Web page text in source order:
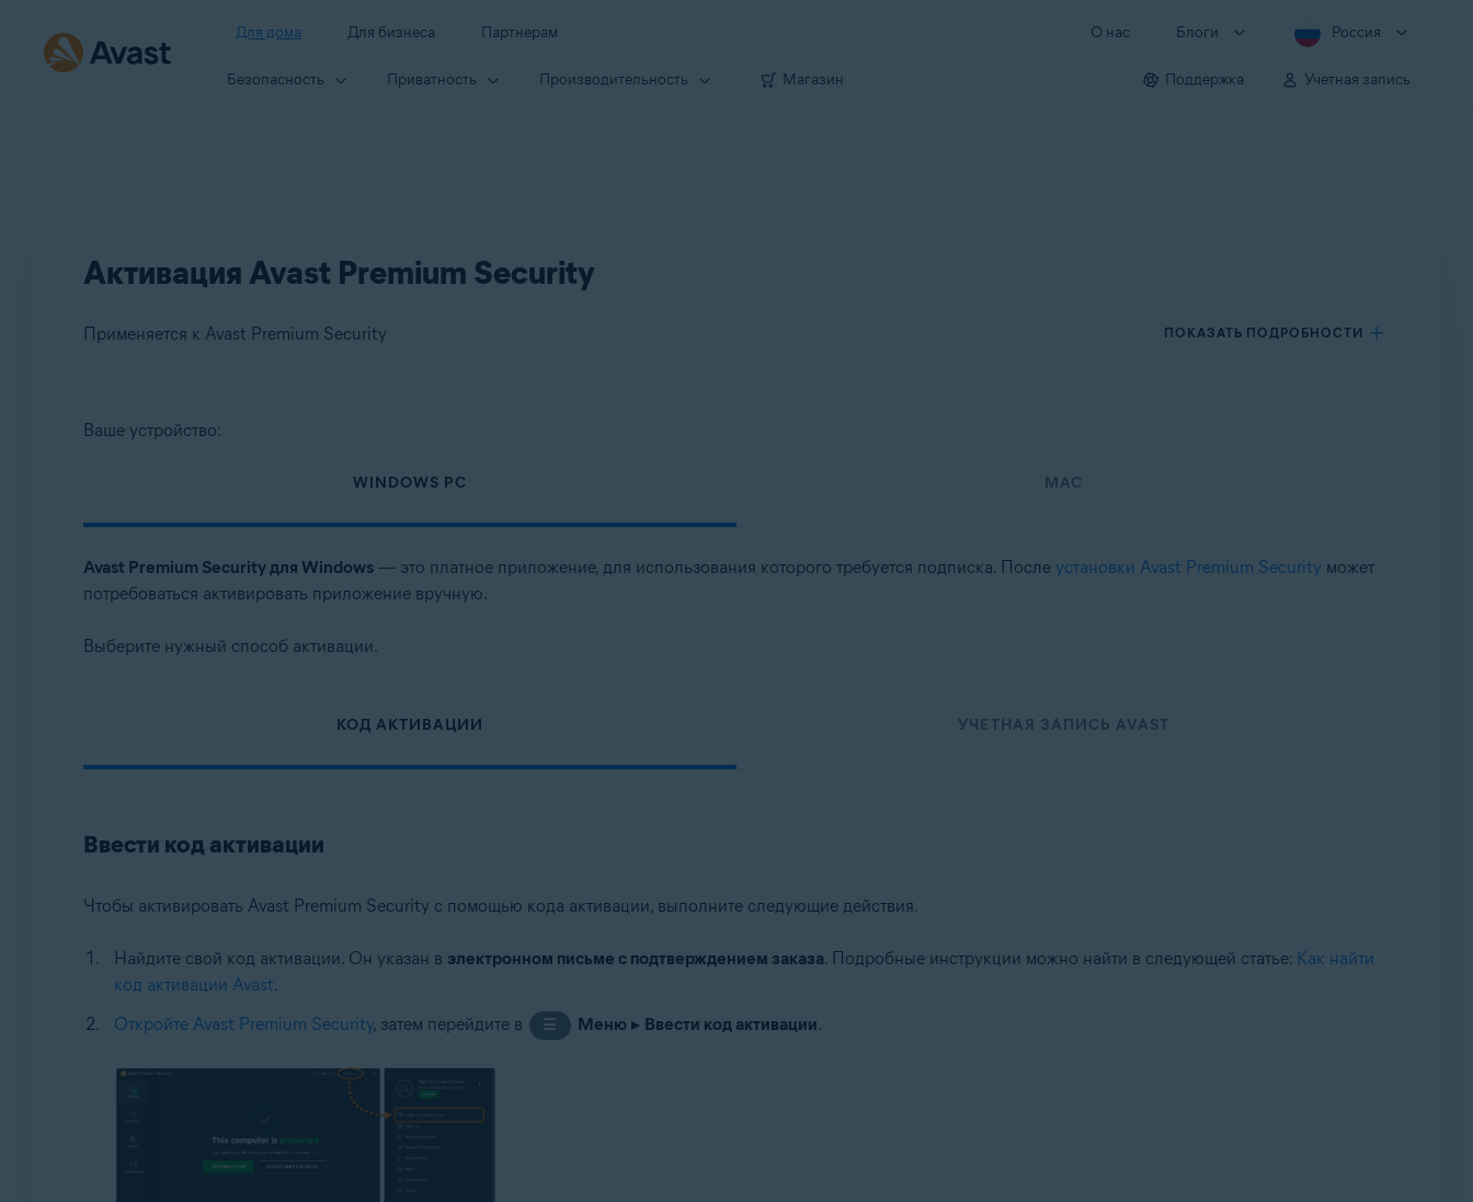
Для дома Для бизнеса Партнерам О нас Блоги Россия
Безопасность Приватность Производи­тельность Магазин Поддержка Учетная запись
Активация Avast Premium Security
Применяется к Avast Premium Security ПОКАЗАТЬ ПОДРОБНОСТИ
Продукты:
Ваше устройство:
WINDOWS PC MAC
Avast Premium Security для Windows— это платное приложение, для использования которого требуется подписка. После установки Avast Premium Security может
потребоваться активировать приложение вручную.
Выберите нужный способ активации.
КОД АКТИВАЦИИ УЧЕТНАЯ ЗАПИСЬ AVAST
Ввести код активации
Чтобы активировать Avast Premium Security с помощью кода активации, выполните следующие действия.
Найдите свой код активации. Он указан в электронном письме с подтверждением заказа. Подробные инструкции можно найти в следующей статье: Как найти
код активации Avast.
Откройте Avast Premium Security, затем перейдите в ☰ Меню ▸ Ввести код активации.